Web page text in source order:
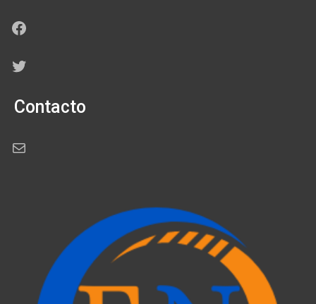
Facebook
Twitter
Contacto
Correo electrónico